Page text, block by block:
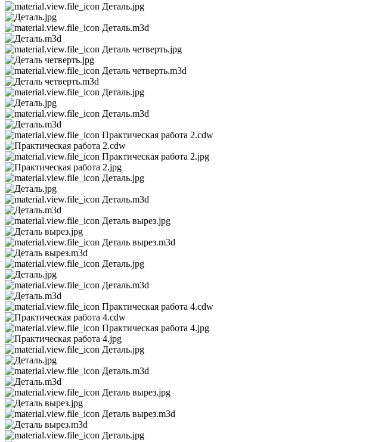
Деталь.jpg
Деталь.m3d
Деталь четверть.jpg
Деталь четверть.m3d
Деталь.jpg
Деталь.m3d
Практическая работа 2.cdw
Практическая работа 2.jpg
Деталь.jpg
Деталь.m3d
Деталь вырез.jpg
Деталь вырез.m3d
Деталь.jpg
Деталь.m3d
Практическая работа 4.cdw
Практическая работа 4.jpg
Деталь.jpg
Деталь.m3d
Деталь вырез.jpg
Деталь вырез.m3d
Деталь.jpg